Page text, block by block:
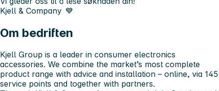
Kjell & Company 💙
Om bedriften
Kjell Group is a leader in consumer electronics
accessories. We combine the market’s most complete
product range with advice and installation – online, via 145
service points and together with partners.